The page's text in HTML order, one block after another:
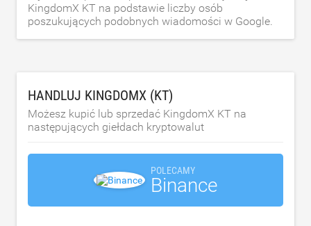
KingdomX KT na podstawie liczby osób
poszukujących podobnych wiadomości w Google.
HANDLUJ KINGDOMX (KT)
Możesz kupić lub sprzedać KingdomX KT na
następujących giełdach kryptowalut
POLECAMY
Binance